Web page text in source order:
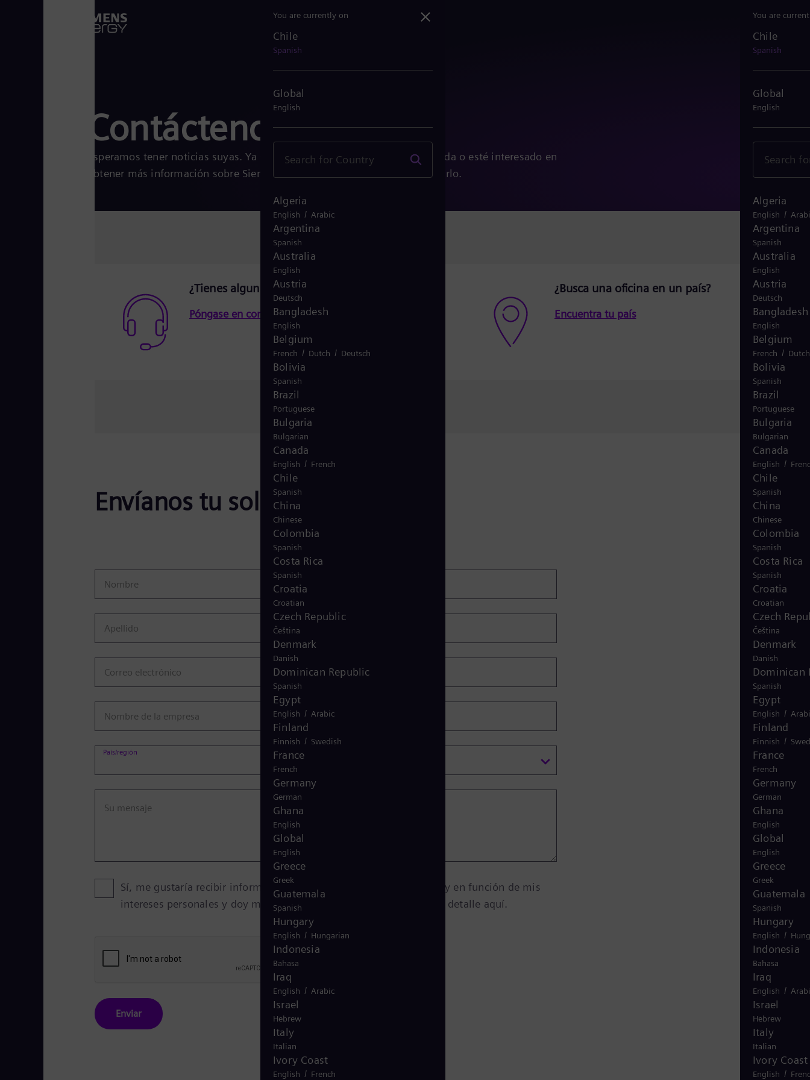
You are
Chile
Spanish
Global
English
Algeria
English /
Argentina
Spanish
Australia
English
Austria
Deutsch
Bangladesh
English
Belgium
French / Dutch
Bolivia
Spanish
Brazil
Portuguese
Bulgaria
Bulgarian
Canada
English /
Chile
Spanish
China
Chinese
Colombia
Spanish
Costa Rica
Spanish
Croatia
Croatian
Czech
Čeština
Denmark
Danish
Dominican
Spanish
Egypt
English /
Finland
Finnish /
France
French
Germany
German
Ghana
English
Global
English
Greece
Greek
Guatemala
Spanish
Hungary
English /
Indonesia
Bahasa
Iraq
English /
Israel
Hebrew
Italy
Italian
Ivory Coast
English /
Contáctenos
Esperamos tener noticias suyas. Ya sea que tenga preguntas, necesite ayuda o esté interesado en
obtener más información sobre Siemens Energy, estamos aquí para ayudarlo.
¿Tienes alguna pregunta o necesitas ayuda?
Póngase en contacto con el soporte global
¿Busca una oficina en un país?
Encuentra tu país
Envíanos tu solicitud
Nombre
Apellido
Correo electrónico
Nombre de la empresa
País/región
Su mensaje
Sí, me gustaría recibir información de marketing de Siemens Energy en función de mis
intereses personales y doy mi consentimiento como se describe en detalle aquí.
Enviar
You are currently on
Chile
Spanish
Global
English
Algeria
English / Arabic
Argentina
Spanish
Australia
English
Austria
Deutsch
Bangladesh
English
Belgium
French / Dutch / Deutsch
Bolivia
Spanish
Brazil
Portuguese
Bulgaria
Bulgarian
Canada
English / French
Chile
Spanish
China
Chinese
Colombia
Spanish
Costa Rica
Spanish
Croatia
Croatian
Czech Republic
Čeština
Denmark
Danish
Dominican Republic
Spanish
Egypt
English / Arabic
Finland
Finnish / Swedish
France
French
Germany
German
Ghana
English
Global
English
Greece
Greek
Guatemala
Spanish
Hungary
English / Hungarian
Indonesia
Bahasa
Iraq
English / Arabic
Israel
Hebrew
Italy
Italian
Ivory Coast
English / French